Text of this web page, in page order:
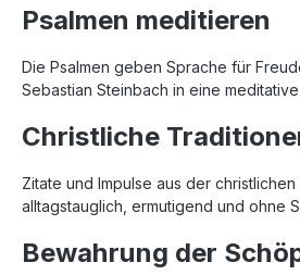
Psalmen meditieren
Die Psalmen geben Sprache für
Sebastian Steinbach in eine
Christliche
Zitate und Impulse aus der
alltagstauglich, ermutigend und ohne
Bewahrung der